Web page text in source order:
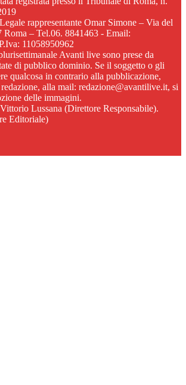
rappresentante Omar Simone – Via del
– Tel.06. 8841463 - Email:
11058950962
Avanti live sono prese da
di pubblico dominio. Se il soggetto o gli
qualcosa in contrario alla pubblicazione,
alla mail: redazione@avantilive.it, si
delle immagini.
Lussana (Direttore Responsabile).
Editoriale)